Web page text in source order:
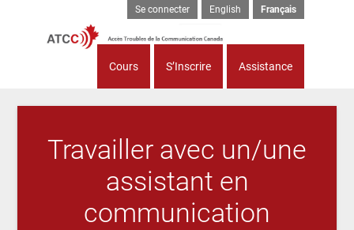
Cours S’Inscrire Assistance
Se connecter English Français
Travailler avec un/une
assistant en
communication